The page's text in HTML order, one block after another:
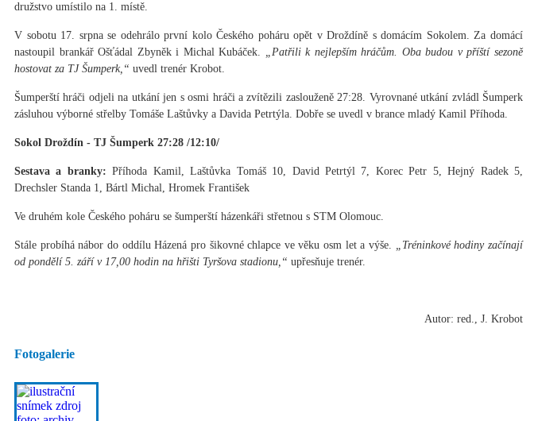
družstvo umístilo na 1. místě.
V sobotu 17. srpna se odehrálo první kolo Českého poháru opět v Droždíně s domácím Sokolem. Za domácí
nastoupil brankář Ošťádal Zbyněk i Michal Kubáček. „Patřili k nejlepším hráčům. Oba budou v příští sezoně
hostovat za TJ Šumperk,“ uvedl trenér Krobot.
Šumperští hráči odjeli na utkání jen s osmi hráči a zvítězili zaslouženě 27:28. Vyrovnané utkání zvládl Šumperk
zásluhou výborné střelby Tomáše Laštůvky a Davida Petrtýla. Dobře se uvedl v brance mladý Kamil Příhoda.
Sokol Droždín - TJ Šumperk 27:28 /12:10/
Sestava a branky: Příhoda Kamil, Laštůvka Tomáš 10, David Petrtýl 7, Korec Petr 5, Hejný Radek 5,
Drechsler Standa 1, Bártl Michal, Hromek František
Ve druhém kole Českého poháru se šumperští házenkáři střetnou s STM Olomouc.
Stále probíhá nábor do oddílu Házená pro šikovné chlapce ve věku osm let a výše. „Tréninkové hodiny začínají
od pondělí 5. září v 17,00 hodin na hřišti Tyršova stadionu,“ upřesňuje trenér.
Autor: red., J. Krobot
Fotogalerie